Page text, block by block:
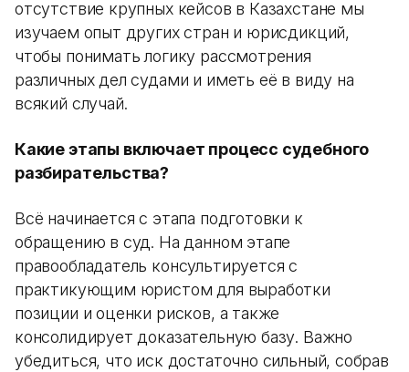
отсутствие крупных кейсов в Казахстане мы
изучаем опыт других стран и юрисдикций,
чтобы понимать логику рассмотрения
различных дел судами и иметь её в виду на
всякий случай.
Какие этапы включает процесс судебного
разбирательства?
Всё начинается с этапа подготовки к
обращению в суд. На данном этапе
правообладатель консультируется с
практикующим юристом для выработки
позиции и оценки рисков, а также
консолидирует доказательную базу. Важно
убедиться, что иск достаточно сильный, собрав